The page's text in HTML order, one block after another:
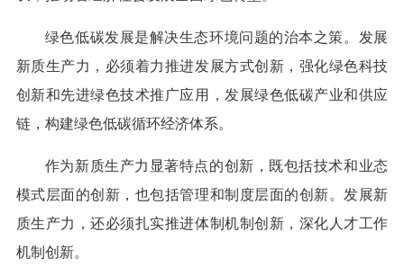
绿色低碳发展是解决生态环境问题的治本之策。发展
新质生产力，必须着力推进发展方式创新，强化绿色科技
创新和先进绿色技术推广应用，发展绿色低碳产业和供应
链，构建绿色低碳循环经济体系。
作为新质生产力显著特点的创新，既包括技术和业态
模式层面的创新，也包括管理和制度层面的创新。发展新
质生产力，还必须扎实推进体制机制创新，深化人才工作
机制创新。